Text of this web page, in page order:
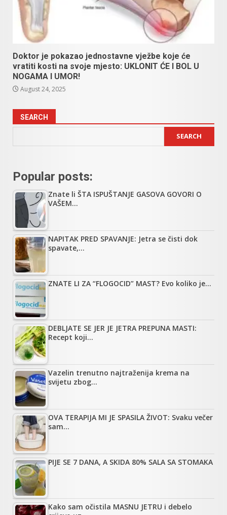
Doktor je pokazao jednostavne vježbe koje će
vratiti kosti na svoje mjesto: UKLONIT ĆE I BOL U
NOGAMA I UMOR!
August 24, 2025
SEARCH
SEARCH
Popular posts:
Znate li ŠTA ISPUŠTANJE GASOVA GOVORI O
VAŠEM…
NAPITAK PRED SPAVANJE: Jetra se čisti dok
spavate,…
ZNATE LI ZA “FLOGOCID” MAST? Evo koliko je…
DEBLJATE SE JER JE JETRA PREPUNA MASTI:
Recept koji…
Vazelin trenutno najtraženija krema na
svijetu zbog…
OVA TERAPIJA MI JE SPASILA ŽIVOT: Svaku večer
sam…
PIJE SE 7 DANA, A SKIDA 80% SALA SA STOMAKA
Kako sam očistila MASNU JETRU i debelo